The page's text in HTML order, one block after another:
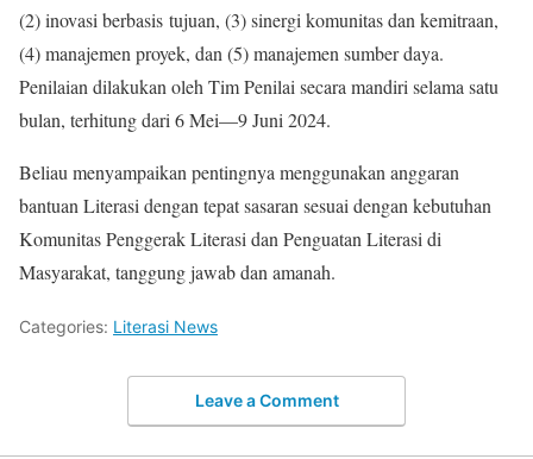
(2) inovasi berbasis tujuan, (3) sinergi komunitas dan kemitraan,
(4) manajemen proyek, dan (5) manajemen sumber daya.
Penilaian dilakukan oleh Tim Penilai secara mandiri selama satu
bulan, terhitung dari 6 Mei—9 Juni 2024.
Beliau menyampaikan pentingnya menggunakan anggaran
bantuan Literasi dengan tepat sasaran sesuai dengan kebutuhan
Komunitas Penggerak Literasi dan Penguatan Literasi di
Masyarakat, tanggung jawab dan amanah.
Categories: Literasi News
Leave a Comment